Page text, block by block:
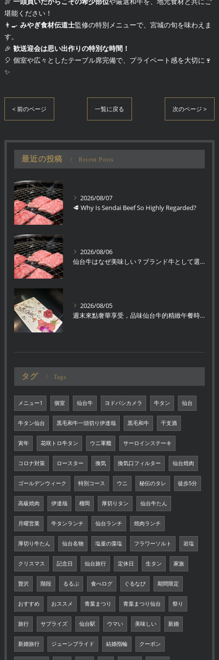
堪能ください！
👨‍🍳 みやぎ食材伝道士監修の特別メニューで、宮城の旬を味わえま
す。
🎉 歓送迎会は思い出作りの特別な時間！
🎈 個室や広々としたテーブル席完備で、プライベート感を大切に🍷
✨
< 前のページ 一覧に戻る 次のページ >
最近の投稿 Recent Posts
2026/08/07
🥩 Why Is Sendai Beef So Highly Regarded?
2026/08/06
仙台牛はなぜ美味しい？ブランド牛として選ばれる理由
2026/08/05
週末來點奢華享受，品味仙台牛的精緻午餐時光
タグ Tags
メニュー1 個室 仙台牛 ヨドバシカメラ 牛タン 仙台
牛タン仙台 黒毛和牛一頭切り伊達哉 黒毛和牛 干支酒
寅年 花咲トロ牛タン ウニ軍艦 サーロインステーキ
コロナ対策 ロースター 換気 換気口フィルター 仙台焼肉
ゴールデンウィーク 特別コース ウニ 秘伝のタレ 徒歩5分
高級焼肉 伊達哉 榴岡 厚切りタン 仙台牛たん
月曜営業 牛タンランチ 仙台ランチ 焼肉ランチ
厚切り牛たん 仙台名物 塩釜の藻塩 フラワーソルト 岩塩
クリスマス 記念日 仙台旅行 定休日 生タン 家族
贅沢 階段 るるぶ 食べログ ぐるなび 期間限定
おすすめ おススメ 青葉まつり 青葉まつり仙台 祭り
旅行 サプライズ 仙台駅 ウマい 美味しい 新婚
新婚旅行 ジューンブライド 結婚指輪 クーポン